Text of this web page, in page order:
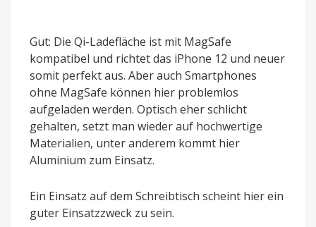
Gut: Die Qi-Ladefläche ist mit MagSafe
kompatibel und richtet das iPhone 12 und neuer
somit perfekt aus. Aber auch Smartphones
ohne MagSafe können hier problemlos
aufgeladen werden. Optisch eher schlicht
gehalten, setzt man wieder auf hochwertige
Materialien, unter anderem kommt hier
Aluminium zum Einsatz.
Ein Einsatz auf dem Schreibtisch scheint hier ein
guter Einsatzzweck zu sein.